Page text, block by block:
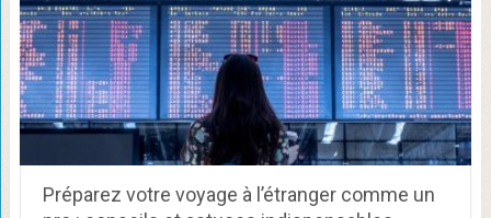
Préparez votre voyage à l’étranger comme un